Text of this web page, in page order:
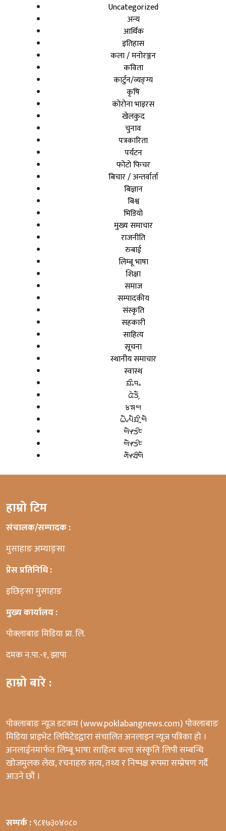
Uncategorized
अन्य
आर्थिक
इतिहास
कला / मनोरञ्जन
कविता
कार्टुन/व्यङ्ग्य
कृषि
कोरोना भाइरस
खेलकुद
चुनाव
पत्रकारिता
पर्यटन
फोटो फिचर
बिचार / अन्तर्वार्ता
बिज्ञान
बिश्व
भिडियो
मुख्य समाचार
राजनीति
रुबाई
लिम्बू भाषा
शिक्षा
समाज
सम्पादकीय
संस्कृति
सहकारी
साहित्य
सूचना
स्थानीय समाचार
स्वास्थ
ᤀᤡᤱᤄᤱ
ᤂᤧᤍᤠ᤹
ᤃᤈᤗ
ᤐᤠᤱᤘᤠᤀᤡᤳᤗᤠ
ᤗᤠᤶᤍᤡᤰ
ᤗᤠᤶᤍᤡᤰ
ᤛᤠᤶᤔᤡᤗᤠ
हाम्रो टिम
संचालक/सम्पादक :
मुसाहाङ अम्याङ्सा
प्रेस प्रतिनिधि :
इछिङ्सा मुसाहाङ
मुख्य कार्यालय :
पोक्लाबाङ मिडिया प्रा. लि.
दमक न.पा.-१, झापा
हाम्रो बारे :
पोक्लाबाङ न्यूज डटकम (www.poklabangnews.com) पोक्लाबाङ
मिडिया प्राइभेट लिमिटेडद्वारा संचालित अनलाइन न्यूज पत्रिका हो ।
अनलाईनमार्फत लिम्बू भाषा साहित्य कला संस्कृति लिपी सम्बन्धि
खोजमुलक लेख, रचनाहरु सत्य, तथ्य र निष्पक्ष रूपमा सम्प्रेषण गर्दै
आउने छौं ।
सम्पर्क :९८१७३०४०८०